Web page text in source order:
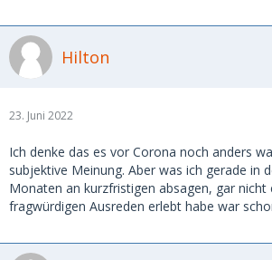
Hilton
23. Juni 2022
Ich denke das es vor Corona noch anders
subjektive Meinung. Aber was ich gerade in
Monaten an kurzfristigen absagen, gar nicht
fragwürdigen Ausreden erlebt habe war